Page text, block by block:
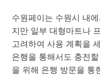
수원페이는 수원시 내
지만 일부 대형마트나
고려하여 사용 계획을
은행을 통해서도 충전
을 위해 은행 방문을 통